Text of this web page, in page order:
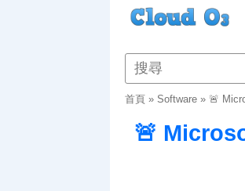
首頁» Software» 🚨
🚨